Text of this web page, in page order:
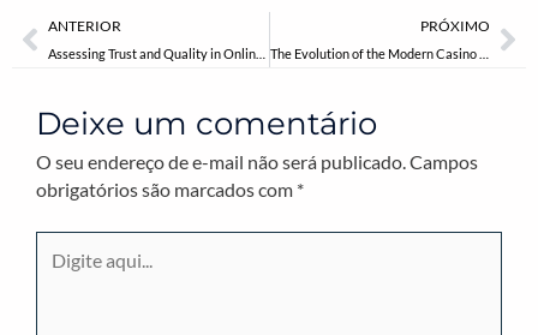
Anterior
ANTERIOR PRÓXIMO
Deixe um comentário
O seu endereço de e-mail não será publicado.Campos
obrigatórios são marcados com *
aqui...